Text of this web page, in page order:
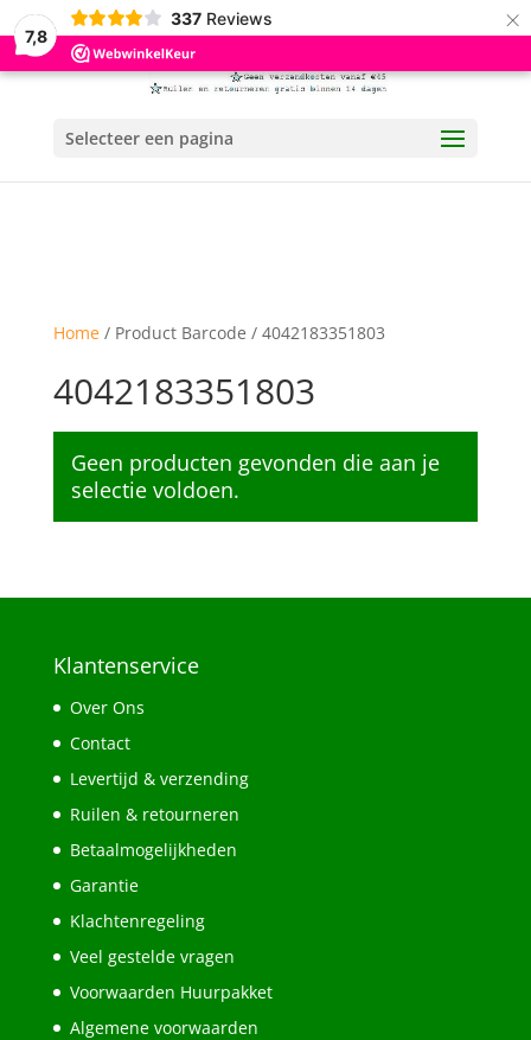
7,8
337 Reviews ×
Selecteer een pagina
Home/ Product Barcode / 4042183351803
4042183351803
Geen producten gevonden die aan je
selectie voldoen.
Klantenservice
Over Ons
Contact
Levertijd & verzending
Ruilen & retourneren
Betaalmogelijkheden
Garantie
Klachtenregeling
Veel gestelde vragen
Voorwaarden Huurpakket
Algemene voorwaarden